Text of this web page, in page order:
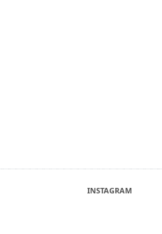
INSTAGRAM